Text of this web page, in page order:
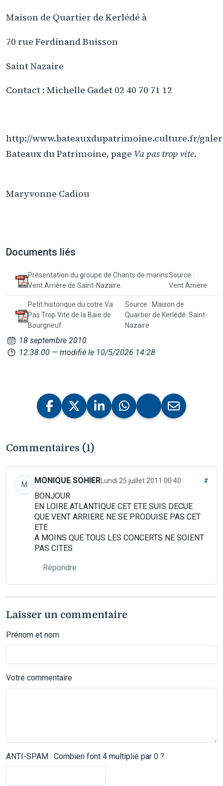
Maison de Quartier de Kerlédé à
70 rue Ferdinand Buisson
Saint Nazaire
Contact : Michelle Gadet 02 40 70 71 12
http://www.bateauxdupatrimoine.culture.fr/
Bateaux du Patrimoine, page Va pas trop vite.
Maryvonne Cadiou
Documents liés
Présentation du groupe de Chants de marins
Vent Arrière de Saint-Nazaire.
Source :
Vent Arrière
Petit historique du cotre Va
Pas Trop Vite de la Baie de
Bourgneuf.
Source : Maison de
Quartier de Kerlédé. Saint-
Nazaire
18 septembre 2010
12:38:00 — modifié le 10/5/2026 14:28
Commentaires (1)
M MONIQUE SOHIER Lundi 25 juillet 2011 00:40 #
BONJOUR
EN LOIRE ATLANTIQUE CET ETE SUIS DECUE
QUE VENT ARRIERE NE SE PRODUISE PAS CET
ETE
A MOINS QUE TOUS LES CONCERTS NE SOIENT
PAS CITES
Répondre
Laisser un commentaire
Prénom et nom
Votre commentaire
ANTI-SPAM : Combien font 4 multiplié par 0 ?